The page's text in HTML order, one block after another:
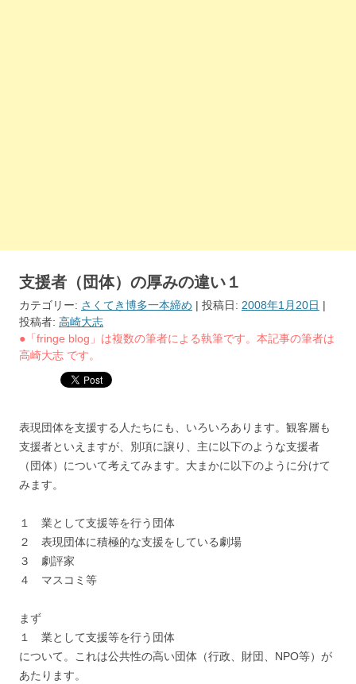
支援者（団体）の厚みの違い１
カテゴリー: さくてき博多一本締め | 投稿日: 2008年1月20日 |
投稿者: 高崎大志
●「fringe blog」は複数の筆者による執筆です。本記事の筆者は
高崎大志 です。
表現団体を支援する人たちにも、いろいろあります。観客層も
支援者といえますが、別項に譲り、主に以下のような支援者
（団体）について考えてみます。大まかに以下のように分けて
みます。
１ 業として支援等を行う団体
２ 表現団体に積極的な支援をしている劇場
３ 劇評家
４ マスコミ等
まず
１ 業として支援等を行う団体
について。これは公共性の高い団体（行政、財団、NPO等）が
あたります。